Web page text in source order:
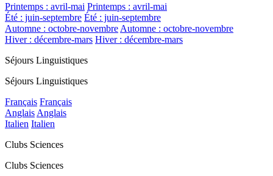
Printemps : avril-mai Printemps : avril-mai
Été : juin-septembre Été : juin-septembre
Automne : octobre-novembre Automne : octobre-novembre
Hiver : décembre-mars Hiver : décembre-mars
Séjours Linguistiques
Séjours Linguistiques
Français Français
Anglais Anglais
Italien Italien
Clubs Sciences
Clubs Sciences